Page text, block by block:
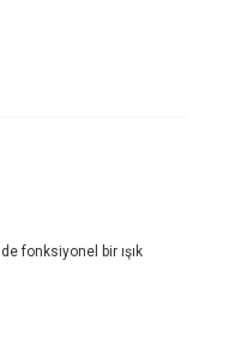
fonksiyonel bir ışık